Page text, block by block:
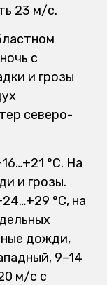
23 м/с.
с
и грозы
северо-
°C. На
и грозы.
°C, на
дожди,
9–14
м/с с